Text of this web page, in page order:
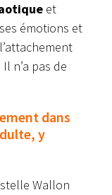
et
émotions et
Il n’a pas de
dans
y
Wallon